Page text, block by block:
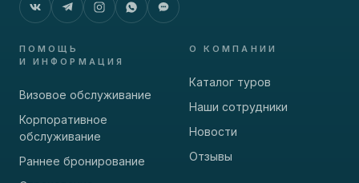
ПОМОЩЬ
И ИНФОРМАЦИЯ
Визовое обслуживание
Корпоративное
обслуживание
Раннее бронирование
О КОМПАНИИ
Каталог туров
Наши сотрудники
Новости
Отзывы